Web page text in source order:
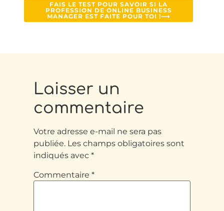
FAIS LE TEST POUR SAVOIR SI LA
PROFESSION DE ONLINE BUSINESS
MANAGER EST FAITE POUR TOI !⟶
Laisser un
commentaire
Votre adresse e-mail ne sera pas
publiée. Les champs obligatoires sont
indiqués avec*
Commentaire*